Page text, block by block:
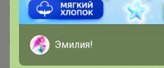
регламентом выкупа
и соглашаетесь с
Эмилия!